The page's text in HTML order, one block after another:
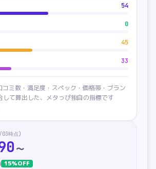
54
0
45
33
ミ数・満足度・スペック・価格帯・ブラン
して算出した、メタっぴ独自の指標です
03時点)
〜
15%OFF